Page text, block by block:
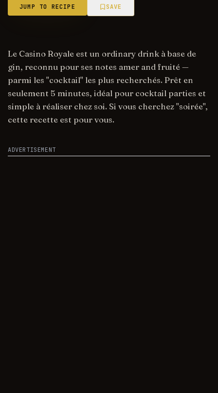
JUMP TO RECIPE SAVE
Le Casino Royale est un ordinary drink à base de
gin, reconnu pour ses notes amer and fruité —
parmi les "cocktail" les plus recherchés. Prêt en
seulement 5 minutes, idéal pour cocktail parties et
simple à réaliser chez soi. Si vous cherchez "soirée",
cette recette est pour vous.
ADVERTISEMENT